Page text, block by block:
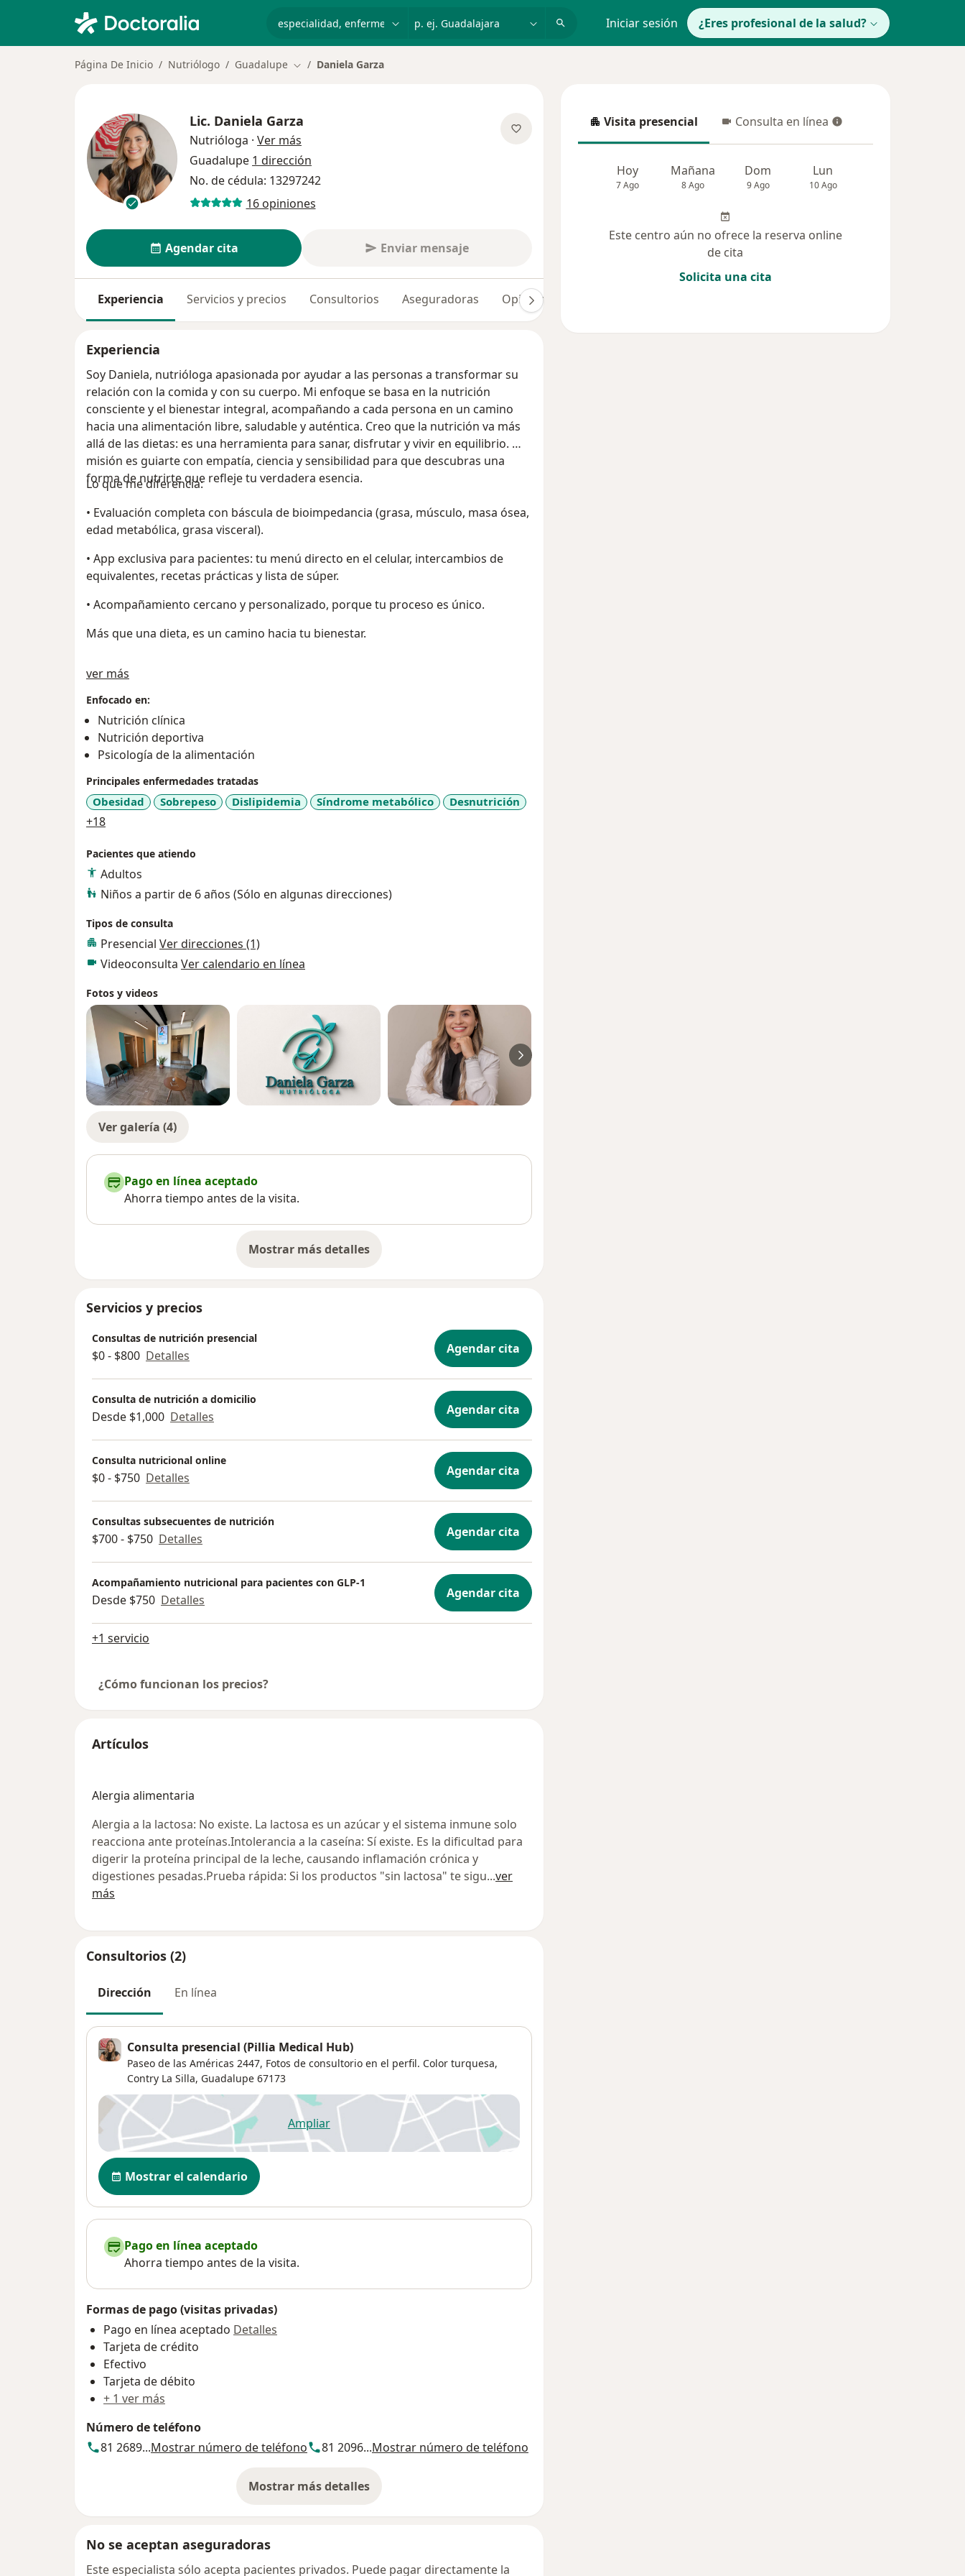
Iniciar sesión ¿Eres profesional de la salud?
Página De Inicio Nutriólogo Guadalupe Cambiar de ciudad
Daniela Garza
Lic. Daniela Garza
Nutrióloga · Ver más
Guadalupe 1 dirección
No. de cédula: 13297242
16 opiniones
Agendar cita Enviar mensaje
Experiencia Servicios y precios Consultorios Aseguradoras Opiniones (16)
Experiencia
Soy Daniela, nutrióloga apasionada por ayudar a las personas a transformar su
relación con la comida y con su cuerpo. Mi enfoque se basa en la nutrición
consciente y el bienestar integral, acompañando a cada persona en un camino
hacia una alimentación libre, saludable y auténtica. Creo que la nutrición va más
allá de las dietas: es una herramienta para sanar, disfrutar y vivir en equilibrio. Mi
misión es guiarte con empatía, ciencia y sensibilidad para que descubras una
forma de nutrirte que refleje tu verdadera esencia.
Lo que me diferencia:
• Evaluación completa con báscula de bioimpedancia (grasa, músculo, masa ósea,
edad metabólica, grasa visceral).
• App exclusiva para pacientes: tu menú directo en el celular, intercambios de
equivalentes, recetas prácticas y lista de súper.
• Acompañamiento cercano y personalizado, porque tu proceso es único.
Más que una dieta, es un camino hacia tu bienestar.
ver más
Enfocado en:
Nutrición clínica
Nutrición deportiva
Psicología de la alimentación
Principales enfermedades tratadas
Obesidad Sobrepeso Dislipidemia Síndrome metabólico Desnutrición
+18a11y_sr_more_diseases
Pacientes que atiendo
Adultos
Niños a partir de 6 años (Sólo en algunas direcciones)
Tipos de consulta
Presencial Ver direcciones (1)
Videoconsulta Ver calendario en línea
Fotos y videos
Ver galería (4)
Pago en línea aceptado
Ahorra tiempo antes de la visita.
Mostrar más detalles
sobre la experiencia
Servicios y precios
Consultas de nutrición presencial
$0 - $800 Detalles Agendar cita
Consulta de nutrición a domicilio
Desde $1,000 Detalles Agendar cita
Consulta nutricional online
$0 - $750 Detalles Agendar cita
Consultas subsecuentes de nutrición
$700 - $750 Detalles Agendar cita
Acompañamiento nutricional para pacientes con GLP-1
Desde $750 Detalles Agendar cita
+1 servicio
¿Cómo funcionan los precios?
Artículos
Alergia alimentaria
Alergia a la lactosa: No existe. La lactosa es un azúcar y el sistema inmune solo
reacciona ante proteínas.Intolerancia a la caseína: Sí existe. Es la dificultad para
digerir la proteína principal de la leche, causando inflamación crónica y
digestiones pesadas.Prueba rápida: Si los productos "sin lactosa" te sigu...ver
más
Consultorios (2)
Dirección En línea
Consulta presencial (Pillia Medical Hub)
Paseo de las Américas 2447, Fotos de consultorio en el perfil. Color turquesa,
Contry La Silla, Guadalupe 67173
Ampliarse abre en una nueva pestaña
Disponibilidad
Mostrar el calendario
Pago en línea aceptado
Ahorra tiempo antes de la visita.
Formas de pago (visitas privadas)
Pago en línea aceptado Detalles
Tarjeta de crédito
Efectivo
Tarjeta de débito
+ 1 ver más
Número de teléfono
81 2689...Mostrar número de teléfono 81 2096...Mostrar número de teléfono
Mostrar más detalles
sobre la dirección
No se aceptan aseguradoras
Este especialista sólo acepta pacientes privados. Puede pagar directamente la
Visita presencial
Visita presencial Consulta en línea
Consulta en línea
Hoy
7 Ago
Mañana
8 Ago
Dom
9 Ago
Lun
10 Ago
Este centro aún no ofrece la reserva online
de cita
Solicita una cita